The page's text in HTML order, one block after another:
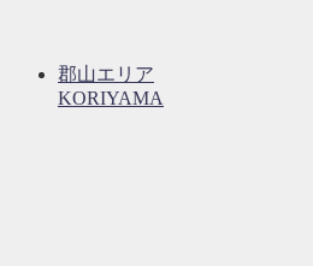
郡山エリア
KORIYAMA